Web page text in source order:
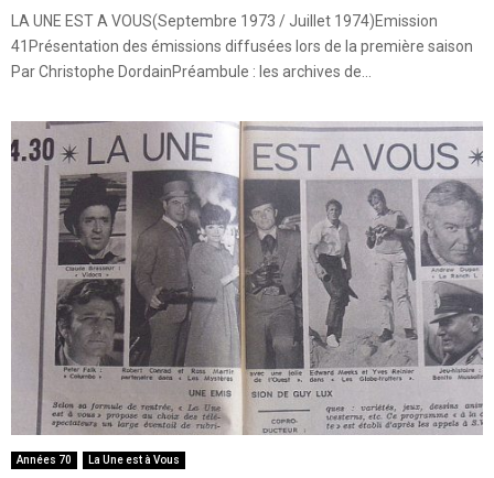
LA UNE EST A VOUS(Septembre 1973 / Juillet 1974)Emission
41Présentation des émissions diffusées lors de la première saison
Par Christophe DordainPréambule : les archives de...
Années 70 La Une est à Vous